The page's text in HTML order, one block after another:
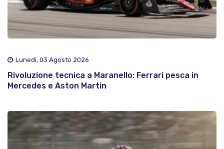
Lunedì, 03 Agosto 2026
Rivoluzione tecnica a Maranello: Ferrari pesca in
Mercedes e Aston Martin